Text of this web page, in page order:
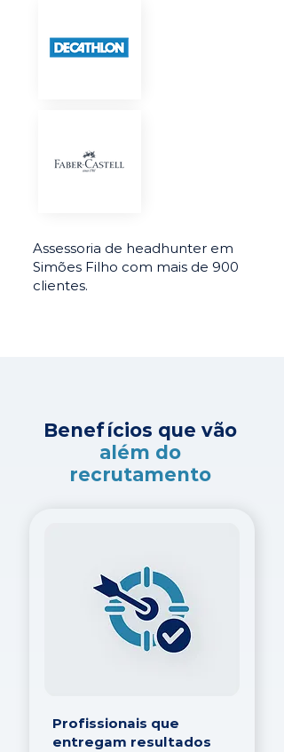
Assessoria de headhunter em
Simões Filho com mais de 900
clientes.
Benefícios que vão
além do
recrutamento
Profissionais que
entregam resultados